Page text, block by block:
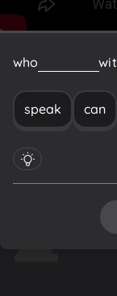
who speak
speak can